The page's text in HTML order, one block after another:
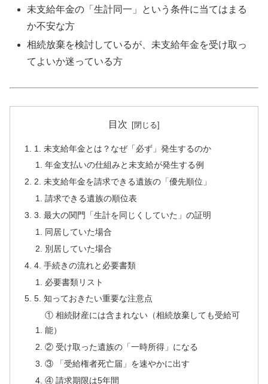
未支給年金の「生計同一」という条件に当てはまる
か不安な方
相続放棄を検討しているが、未支給年金を受け取っ
てよいか迷っている方
目次
1. 未支給年金とは？なぜ「必ず」発生するのか
年金支払いの仕組みと未支給が発生する例
2. 未支給年金を請求できる遺族の「優先順位」
請求できる遺族の順位表
3. 最大の関門「生計を同じくしていた」の証明
同居していた場合
別居していた場合
4. 手続きの流れと必要書類
必要書類リスト
5. 知っておきたい重要な注意点
① 相続財産には含まれない（相続放棄しても受給可
能）
② 受け取った遺族の「一時所得」になる
③ 「受給権者死亡届」を速やかに出す
④ 請求期限は5年間